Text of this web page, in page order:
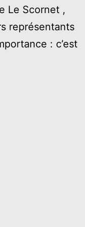
Le Scornet ,
représentants
: c’est